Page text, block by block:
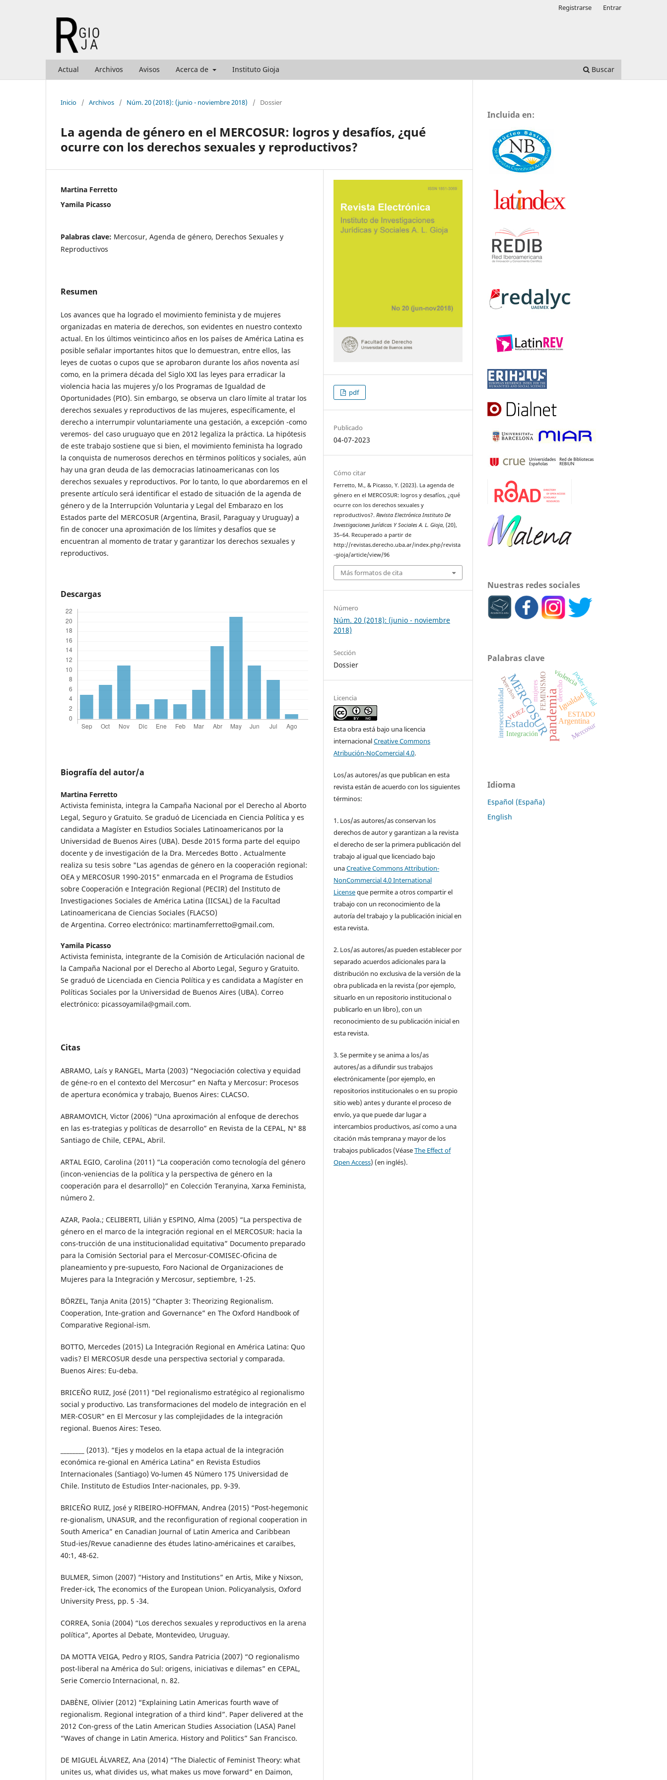
Actual Archivos Avisos Acerca de Instituto Gioja Buscar
Registrarse Entrar
Inicio / Archivos / Núm. 20 (2018): (junio - noviembre 2018) / Dossier
La agenda de género en el MERCOSUR: logros y desafíos, ¿qué
ocurre con los derechos sexuales y reproductivos?
Martina Ferretto
Yamila Picasso
Palabras clave: Mercosur, Agenda de género, Derechos Sexuales y
Reproductivos
Resumen
Los avances que ha logrado el movimiento feminista y de mujeres
organizadas en materia de derechos, son evidentes en nuestro contexto
actual. En los últimos veinticinco años en los países de América Latina es
posible señalar importantes hitos que lo demuestran, entre ellos, las
leyes de cuotas o cupos que se aprobaron durante los años noventa así
como, en la primera década del Siglo XXI las leyes para erradicar la
violencia hacia las mujeres y/o los Programas de Igualdad de
Oportunidades (PIO). Sin embargo, se observa un claro límite al tratar los
derechos sexuales y reproductivos de las mujeres, específicamente, el
derecho a interrumpir voluntariamente una gestación, a excepción -como
veremos- del caso uruguayo que en 2012 legaliza la práctica. La hipótesis
de este trabajo sostiene que si bien, el movimiento feminista ha logrado
la conquista de numerosos derechos en términos políticos y sociales, aún
hay una gran deuda de las democracias latinoamericanas con los
derechos sexuales y reproductivos. Por lo tanto, lo que abordaremos en el
presente artículo será identificar el estado de situación de la agenda de
género y de la Interrupción Voluntaria y Legal del Embarazo en los
Estados parte del MERCOSUR (Argentina, Brasil, Paraguay y Uruguay) a
fin de conocer una aproximación de los límites y desafíos que se
encuentran al momento de tratar y garantizar los derechos sexuales y
reproductivos.
Descargas
Biografía del autor/a
Martina Ferretto
Activista feminista, integra la Campaña Nacional por el Derecho al Aborto
Legal, Seguro y Gratuito. Se graduó de Licenciada en Ciencia Política y es
candidata a Magíster en Estudios Sociales Latinoamericanos por la
Universidad de Buenos Aires (UBA). Desde 2015 forma parte del equipo
docente y de investigación de la Dra. Mercedes Botto . Actualmente
realiza su tesis sobre "Las agendas de género en la cooperación regional:
OEA y MERCOSUR 1990-2015" enmarcada en el Programa de Estudios
sobre Cooperación e Integración Regional (PECIR) del Instituto de
Investigaciones Sociales de América Latina (IICSAL) de la Facultad
Latinoamericana de Ciencias Sociales (FLACSO)
de Argentina. Correo electrónico: martinamferretto@gmail.com.
Yamila Picasso
Activista feminista, integrante de la Comisión de Articulación nacional de
la Campaña Nacional por el Derecho al Aborto Legal, Seguro y Gratuito.
Se graduó de Licenciada en Ciencia Política y es candidata a Magíster en
Políticas Sociales por la Universidad de Buenos Aires (UBA). Correo
electrónico: picassoyamila@gmail.com.
Citas
ABRAMO, Laís y RANGEL, Marta (2003) “Negociación colectiva y equidad
de géne-ro en el contexto del Mercosur” en Nafta y Mercosur: Procesos
de apertura económica y trabajo, Buenos Aires: CLACSO.
ABRAMOVICH, Victor (2006) “Una aproximación al enfoque de derechos
en las es-trategias y políticas de desarrollo” en Revista de la CEPAL, N° 88
Santiago de Chile, CEPAL, Abril.
ARTAL EGIO, Carolina (2011) “La cooperación como tecnología del género
(incon-veniencias de la política y la perspectiva de género en la
cooperación para el desarrollo)” en Colección Teranyina, Xarxa Feminista,
número 2.
AZAR, Paola.; CELIBERTI, Lilián y ESPINO, Alma (2005) “La perspectiva de
género en el marco de la integración regional en el MERCOSUR: hacia la
cons-trucción de una institucionalidad equitativa” Documento preparado
para la Comisión Sectorial para el Mercosur-COMISEC-Oficina de
planeamiento y pre-supuesto, Foro Nacional de Organizaciones de
Mujeres para la Integración y Mercosur, septiembre, 1-25.
BÖRZEL, Tanja Anita (2015) “Chapter 3: Theorizing Regionalism.
Cooperation, Inte-gration and Governance” en The Oxford Handbook of
Comparative Regional-ism.
BOTTO, Mercedes (2015) La Integración Regional en América Latina: Quo
vadis? El MERCOSUR desde una perspectiva sectorial y comparada.
Buenos Aires: Eu-deba.
BRICEÑO RUIZ, José (2011) “Del regionalismo estratégico al regionalismo
social y productivo. Las transformaciones del modelo de integración en el
MER-COSUR” en El Mercosur y las complejidades de la integración
regional. Buenos Aires: Teseo.
________ (2013). “Ejes y modelos en la etapa actual de la integración
económica re-gional en América Latina” en Revista Estudios
Internacionales (Santiago) Vo-lumen 45 Número 175 Universidad de
Chile. Instituto de Estudios Inter-nacionales, pp. 9-39.
BRICEÑO RUIZ, José y RIBEIRO-HOFFMAN, Andrea (2015) “Post-hegemonic
re-gionalism, UNASUR, and the reconfiguration of regional cooperation in
South America” en Canadian Journal of Latin America and Caribbean
Stud-ies/Revue canadienne des études latino-américaines et caraïbes,
40:1, 48-62.
BULMER, Simon (2007) “History and Institutions” en Artis, Mike y Nixson,
Freder-ick, The economics of the European Union. Policyanalysis, Oxford
University Press, pp. 5 -34.
CORREA, Sonia (2004) “Los derechos sexuales y reproductivos en la arena
política”, Aportes al Debate, Montevideo, Uruguay.
DA MOTTA VEIGA, Pedro y RIOS, Sandra Patricia (2007) “O regionalismo
post-liberal na América do Sul: origens, iniciativas e dilemas” en CEPAL,
Serie Comercio Internacional, n. 82.
DABÈNE, Olivier (2012) “Explaining Latin Americas fourth wave of
regionalism. Regional integration of a third kind”. Paper delivered at the
2012 Con-gress of the Latin American Studies Association (LASA) Panel
“Waves of change in Latin America. History and Politics” San Francisco.
DE MIGUEL ÁLVAREZ, Ana (2014) “The Dialectic of Feminist Theory: what
unites us, what divides us, what makes us move forward” en Daimon,
pdf
Publicado
04-07-2023
Cómo citar
Ferretto, M., & Picasso, Y. (2023). La agenda de
género en el MERCOSUR: logros y desafíos, ¿qué
ocurre con los derechos sexuales y
reproductivos?.Revista Electrónica Instituto De
Investigaciones Jurídicas Y Sociales A. L. Gioja, (20),
35–64. Recuperado a partir de
http://revistas.derecho.uba.ar/index.php/revista
-gioja/article/view/96
Más formatos de cita
Número
Núm. 20 (2018): (junio - noviembre
2018)
Sección
Dossier
Licencia
Esta obra está bajo una licencia
internacionalCreative Commons
Atribución-NoComercial 4.0.
Los/as autores/as que publican en esta
revista están de acuerdo con los siguientes
términos:
1. Los/as autores/as conservan los
derechos de autor y garantizan a la revista
el derecho de ser la primera publicación del
trabajo al igual que licenciado bajo
unaCreative Commons Attribution-
NonCommercial 4.0 International
Licenseque permite a otros compartir el
trabajo con un reconocimiento de la
autoría del trabajo y la publicación inicial en
esta revista.
2. Los/as autores/as pueden establecer por
separado acuerdos adicionales para la
distribución no exclusiva de la versión de la
obra publicada en la revista (por ejemplo,
situarlo en un repositorio institucional o
publicarlo en un libro), con un
reconocimiento de su publicación inicial en
esta revista.
3. Se permite y se anima a los/as
autores/as a difundir sus trabajos
electrónicamente (por ejemplo, en
repositorios institucionales o en su propio
sitio web) antes y durante el proceso de
envío, ya que puede dar lugar a
intercambios productivos, así como a una
citación más temprana y mayor de los
trabajos publicados (VéaseThe Effect of
Open Access) (en inglés).
Incluida en:
Nuestras redes sociales
Palabras clave
pandemia
MERCOSUR
Estado
Igualdad
Argentina
FEMINISMO
interseccionalidad poder judicial
derecho
ESTADO
Mercosur
mujeres
violencia
Integración
VEJEZ
Derechos
Idioma
Español (España)
English